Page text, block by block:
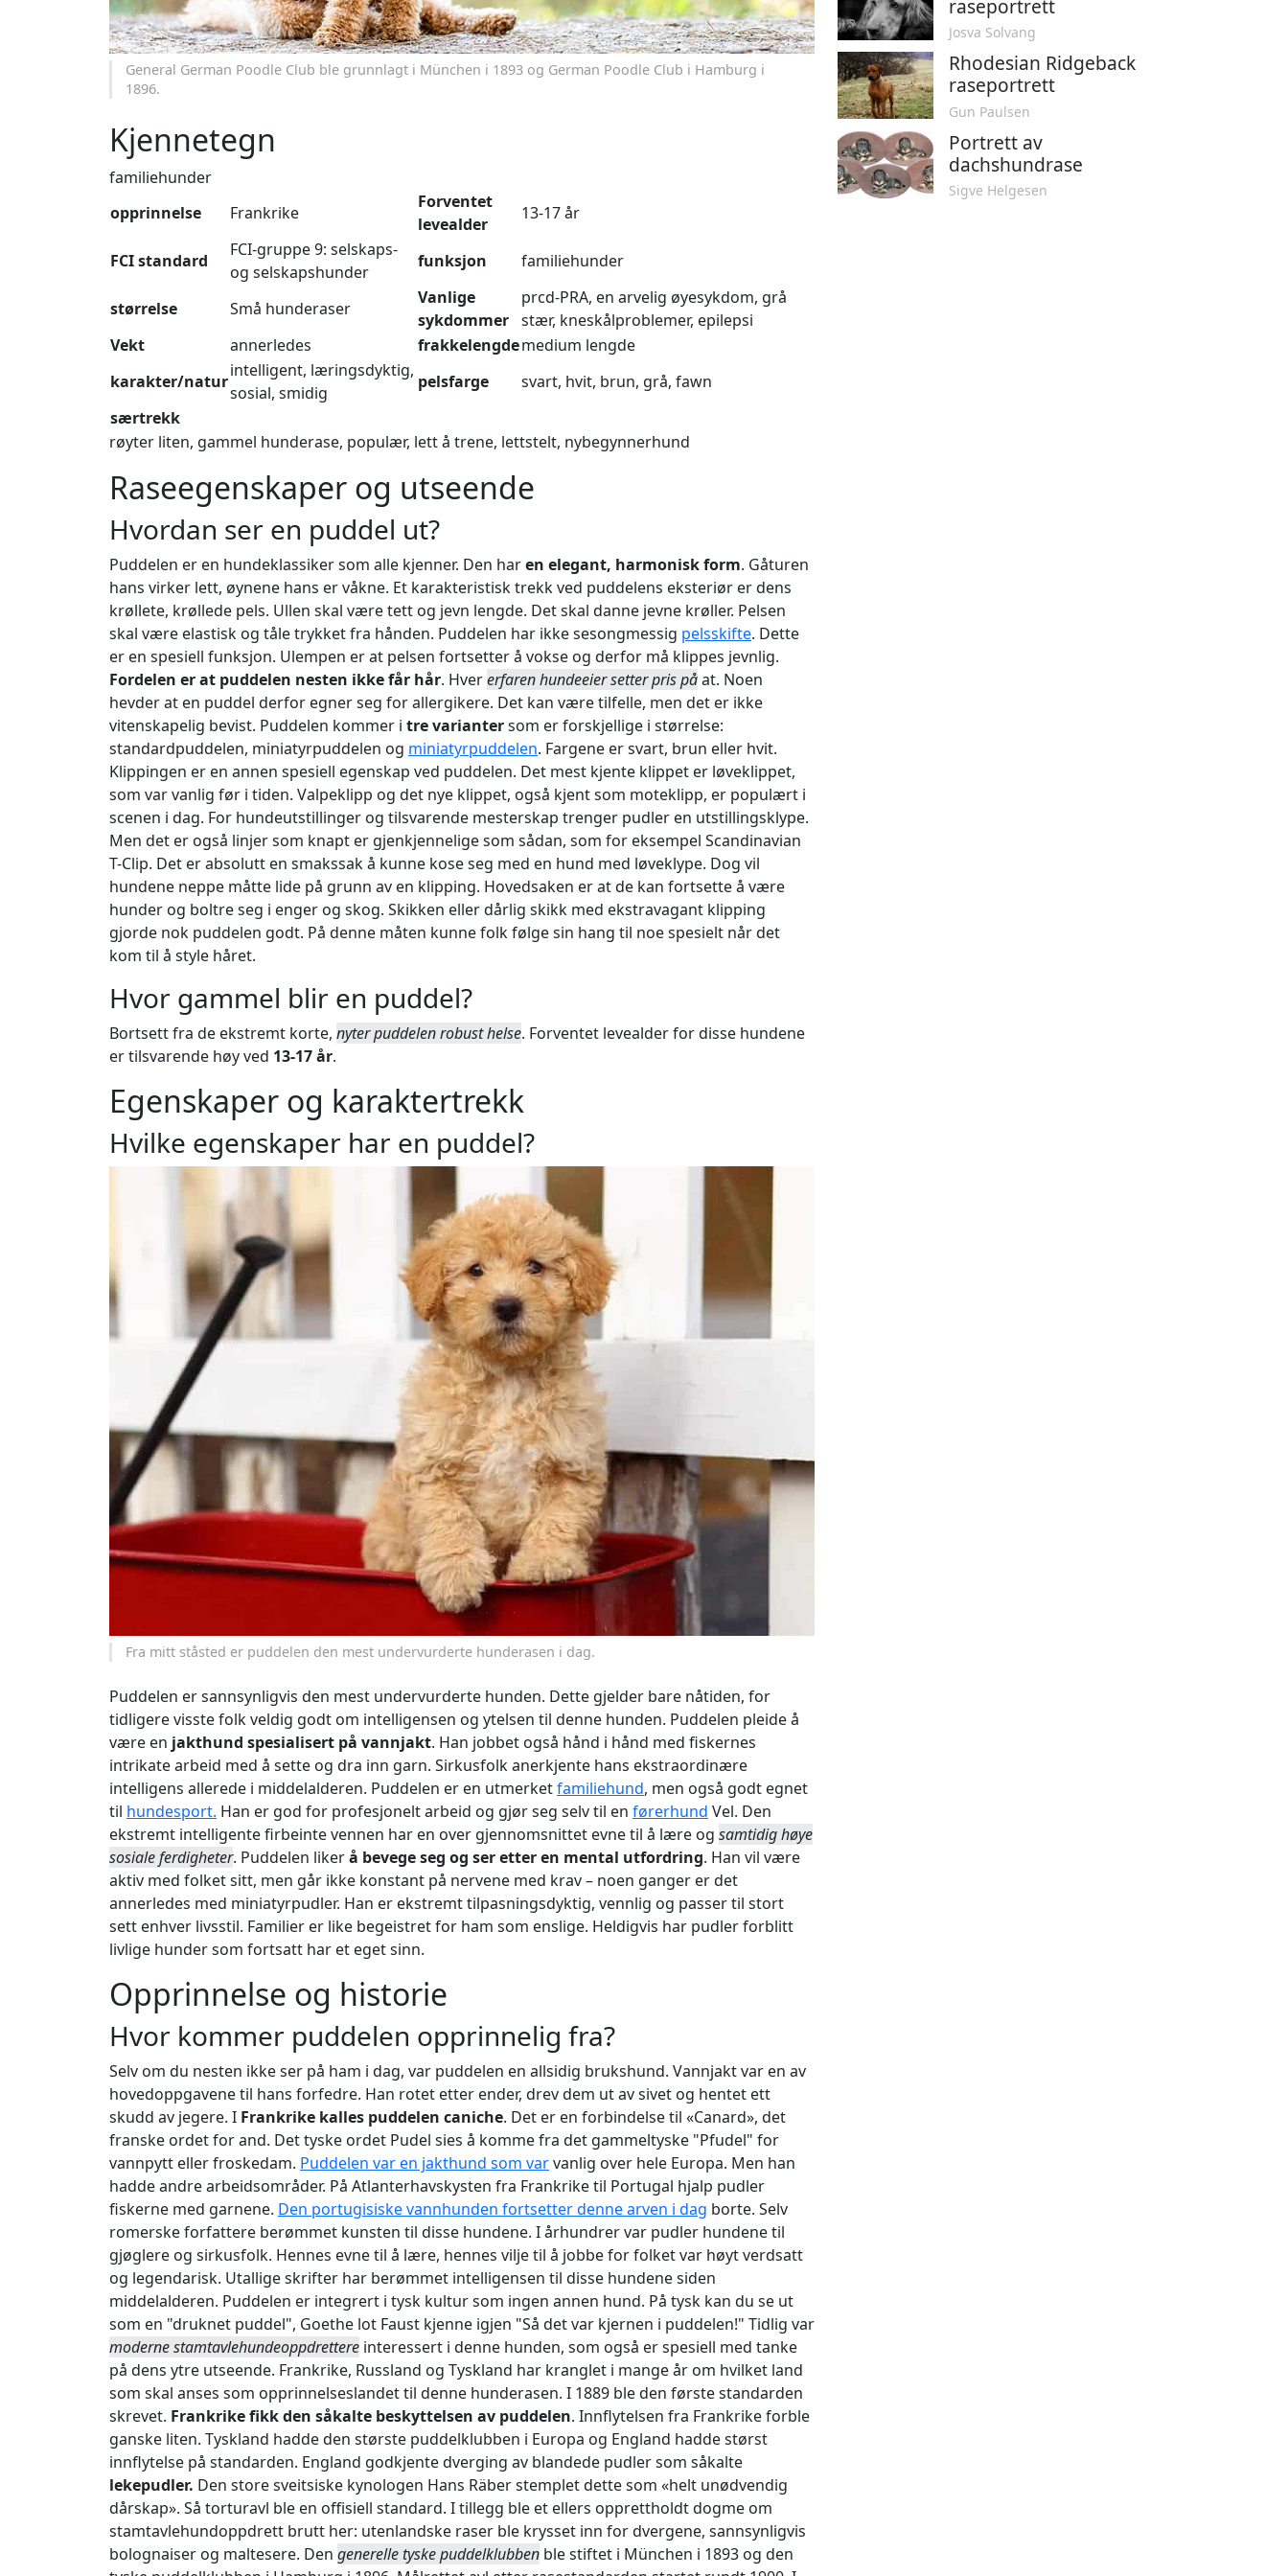
General German Poodle Club ble grunnlagt i München i 1893 og German Poodle Club i Hamburg i
1896.
Kjennetegn
familiehunder
opprinnelse
Frankrike
Forventet
levealder
13-17 år
FCI standard
FCI-gruppe 9: selskaps-
og selskapshunder
funksjon familiehunder
størrelse Små hunderaser
Vanlige
sykdommer
prcd-PRA, en arvelig øyesykdom, grå
stær, kneskålproblemer, epilepsi
Vekt
annerledes frakkelengdemedium lengde
karakter/natur
intelligent, læringsdyktig,
sosial, smidig
pelsfarge
svart, hvit, brun, grå, fawn
særtrekk
røyter liten, gammel hunderase, populær, lett å trene, lettstelt, nybegynnerhund
Raseegenskaper og utseende
Hvordan ser en puddel ut?
Puddelen er en hundeklassiker som alle kjenner. Den haren elegant, harmonisk form. Gåturen
hans virker lett, øynene hans er våkne. Et karakteristisk trekk ved puddelens eksteriør er dens
krøllete, krøllede pels. Ullen skal være tett og jevn lengde. Det skal danne jevne krøller. Pelsen
skal være elastisk og tåle trykket fra hånden. Puddelen har ikke sesongmessig pelsskifte. Dette
er en spesiell funksjon. Ulempen er at pelsen fortsetter å vokse og derfor må klippes jevnlig.
Fordelen er at puddelen nesten ikke får hår. Hvererfaren hundeeier setter pris påat. Noen
hevder at en puddel derfor egner seg for allergikere. Det kan være tilfelle, men det er ikke
vitenskapelig bevist. Puddelen kommer i tre variantersom er forskjellige i størrelse:
standardpuddelen, miniatyrpuddelen og miniatyrpuddelen. Fargene er svart, brun eller hvit.
Klippingen er en annen spesiell egenskap ved puddelen. Det mest kjente klippet er løveklippet,
som var vanlig før i tiden. Valpeklipp og det nye klippet, også kjent som moteklipp, er populært i
scenen i dag. For hundeutstillinger og tilsvarende mesterskap trenger pudler en utstillingsklype.
Men det er også linjer som knapt er gjenkjennelige som sådan, som for eksempel Scandinavian
T-Clip. Det er absolutt en smakssak å kunne kose seg med en hund med løveklype. Dog vil
hundene neppe måtte lide på grunn av en klipping. Hovedsaken er at de kan fortsette å være
hunder og boltre seg i enger og skog. Skikken eller dårlig skikk med ekstravagant klipping
gjorde nok puddelen godt. På denne måten kunne folk følge sin hang til noe spesielt når det
kom til å style håret.
Hvor gammel blir en puddel?
Bortsett fra de ekstremt korte, nyter puddelen robust helse. Forventet levealder for disse hundene
er tilsvarende høy ved 13-17 år.
Egenskaper og karaktertrekk
Hvilke egenskaper har en puddel?
Fra mitt ståsted er puddelen den mest undervurderte hunderasen i dag.
Puddelen er sannsynligvis den mest undervurderte hunden. Dette gjelder bare nåtiden, for
tidligere visste folk veldig godt om intelligensen og ytelsen til denne hunden. Puddelen pleide å
være en jakthund spesialisert på vannjakt. Han jobbet også hånd i hånd med fiskernes
intrikate arbeid med å sette og dra inn garn. Sirkusfolk anerkjente hans ekstraordinære
intelligens allerede i middelalderen. Puddelen er en utmerketfamiliehund, men også godt egnet
til hundesport. Han er god for profesjonelt arbeid og gjør seg selv til en førerhund Vel. Den
ekstremt intelligente firbeinte vennen har en over gjennomsnittet evne til å lære og samtidig høye
sosiale ferdigheter. Puddelen likerå bevege seg og ser etter en mental utfordring. Han vil være
aktiv med folket sitt, men går ikke konstant på nervene med krav – noen ganger er det
annerledes med miniatyrpudler. Han er ekstremt tilpasningsdyktig, vennlig og passer til stort
sett enhver livsstil. Familier er like begeistret for ham som enslige. Heldigvis har pudler forblitt
livlige hunder som fortsatt har et eget sinn.
Opprinnelse og historie
Hvor kommer puddelen opprinnelig fra?
Selv om du nesten ikke ser på ham i dag, var puddelen en allsidig brukshund. Vannjakt var en av
hovedoppgavene til hans forfedre. Han rotet etter ender, drev dem ut av sivet og hentet ett
skudd av jegere. I Frankrike kalles puddelen caniche. Det er en forbindelse til «Canard», det
franske ordet for and. Det tyske ordet Pudel sies å komme fra det gammeltyske "Pfudel" for
vannpytt eller froskedam. Puddelen var en jakthund som varvanlig over hele Europa. Men han
hadde andre arbeidsområder. På Atlanterhavskysten fra Frankrike til Portugal hjalp pudler
fiskerne med garnene. Den portugisiske vannhunden fortsetter denne arven i dag borte. Selv
romerske forfattere berømmet kunsten til disse hundene. I århundrer var pudler hundene til
gjøglere og sirkusfolk. Hennes evne til å lære, hennes vilje til å jobbe for folket var høyt verdsatt
og legendarisk. Utallige skrifter har berømmet intelligensen til disse hundene siden
middelalderen. Puddelen er integrert i tysk kultur som ingen annen hund. På tysk kan du se ut
som en "druknet puddel", Goethe lot Faust kjenne igjen "Så det var kjernen i puddelen!" Tidlig var
moderne stamtavlehundeoppdrettere interessert i denne hunden, som også er spesiell med tanke
på dens ytre utseende. Frankrike, Russland og Tyskland har kranglet i mange år om hvilket land
som skal anses som opprinnelseslandet til denne hunderasen. I 1889 ble den første standarden
skrevet. Frankrike fikk den såkalte beskyttelsen av puddelen. Innflytelsen fra Frankrike forble
ganske liten. Tyskland hadde den største puddelklubben i Europa og England hadde størst
innflytelse på standarden. England godkjente dverging av blandede pudler som såkalte
lekepudler. Den store sveitsiske kynologen Hans Räber stemplet dette som «helt unødvendig
dårskap». Så torturavl ble en offisiell standard. I tillegg ble et ellers opprettholdt dogme om
stamtavlehundoppdrett brutt her: utenlandske raser ble krysset inn for dvergene, sannsynligvis
bolognaiser og maltesere. Den generelle tyske puddelklubben ble stiftet i München i 1893 og den
raseportrett
Josva Solvang
Rhodesian Ridgeback
raseportrett
Gun Paulsen
Portrett av
dachshundrase
Sigve Helgesen